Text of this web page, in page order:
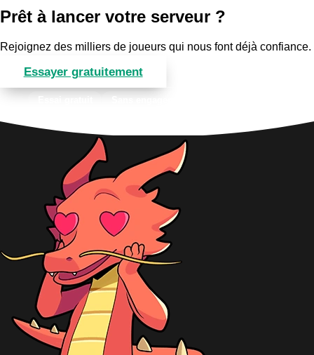
Prêt à lancer votre serveur ?
Rejoignez des milliers de joueurs qui nous font déjà confiance.
Essayer gratuitement